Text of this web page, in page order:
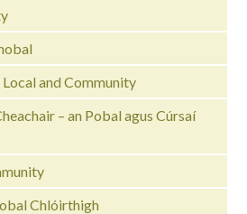
and Community
– an Pobal agus Cúrsaí
Chlóirthigh